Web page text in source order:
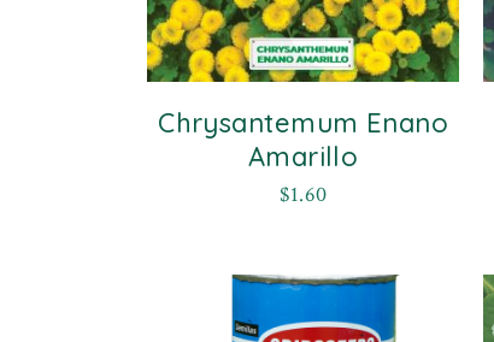
Chrysantemum Enano
Amarillo
$1.60